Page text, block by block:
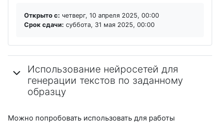
Открыто с: четверг, 10 апреля 2025, 00:00
Срок сдачи: суббота, 31 мая 2025, 00:00
Использование нейросетей для
генерации текстов по заданному
образцу
Можно попробовать использовать для работы